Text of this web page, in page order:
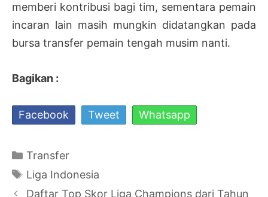
memberi kontribusi bagi tim, sementara pemain
incaran lain masih mungkin didatangkan pada
bursa transfer pemain tengah musim nanti.
Bagikan :
Facebook Tweet Whatsapp
Kategori
Transfer
Tag
Liga Indonesia
Navigasi
Daftar Top Skor Liga Champions dari Tahun